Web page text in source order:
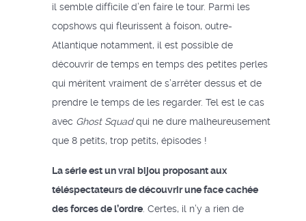
il semble difficile d’en faire le tour. Parmi les
copshows qui fleurissent à foison, outre-
Atlantique notamment, il est possible de
découvrir de temps en temps des petites perles
qui méritent vraiment de s’arrêter dessus et de
prendre le temps de les regarder. Tel est le cas
avec Ghost Squadqui ne dure malheureusement
que 8 petits, trop petits, épisodes !
La série est un vrai bijou proposant aux
téléspectateurs de découvrir une face cachée
des forces de l’ordre. Certes, il n’y a rien de